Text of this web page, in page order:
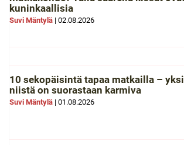
kuninkaallisia
Suvi Mäntylä | 02.08.2026
10 sekopäisintä tapaa matkailla – yksi
niistä on suorastaan karmiva
Suvi Mäntylä | 01.08.2026